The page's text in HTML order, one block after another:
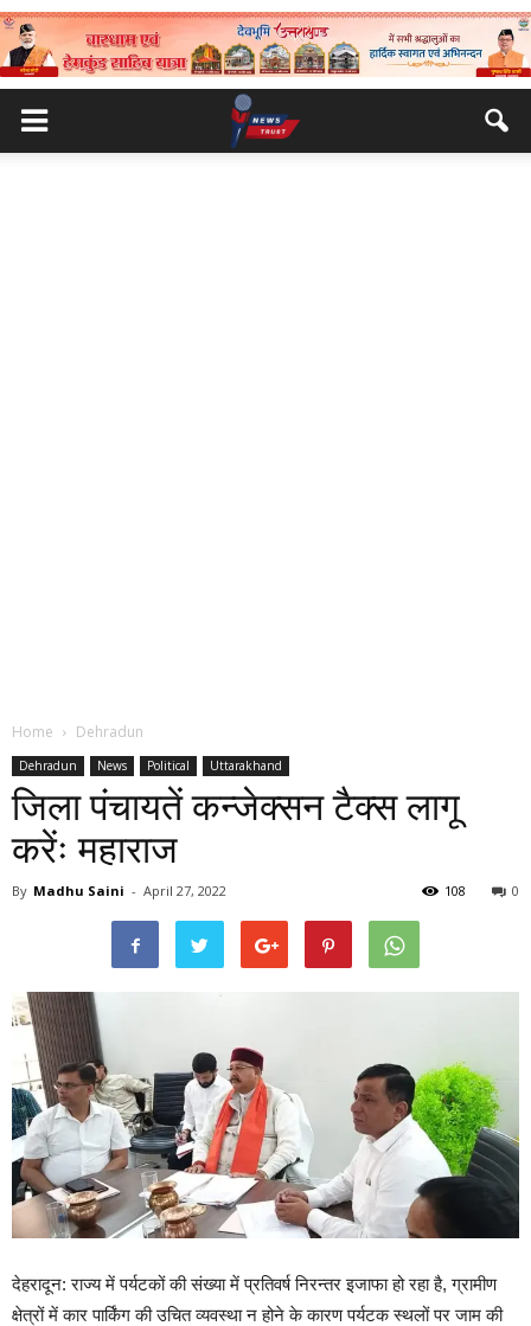
Home Dehradun
Dehradun News Political Uttarakhand
जिला पंचायतें कन्जेक्सन टैक्स लागू
करेंः महाराज
By Madhu Saini - April 27, 2022 0
108
देहरादून: राज्य में पर्यटकों की संख्या में प्रतिवर्ष निरन्तर इजाफा हो रहा है, ग्रामीण
क्षेत्रों में कार पार्किंग की उचित व्यवस्था न होने के कारण पर्यटक स्थलों पर जाम की